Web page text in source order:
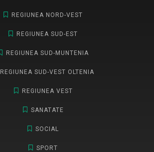
REGIUNEA NORD-VEST
REGIUNEA SUD-EST
REGIUNEA SUD-MUNTENIA
REGIUNEA SUD-VEST OLTENIA
REGIUNEA VEST
SANATATE
SOCIAL
SPORT